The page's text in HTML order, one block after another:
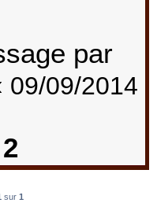
par
09/09/2014
2
sur 1